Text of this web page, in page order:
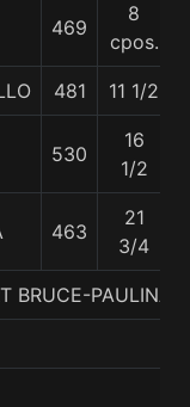
469
8
cpos.
481 11 1/2
530
16
1/2
463
21
3/4
BRUCE-PAULINA